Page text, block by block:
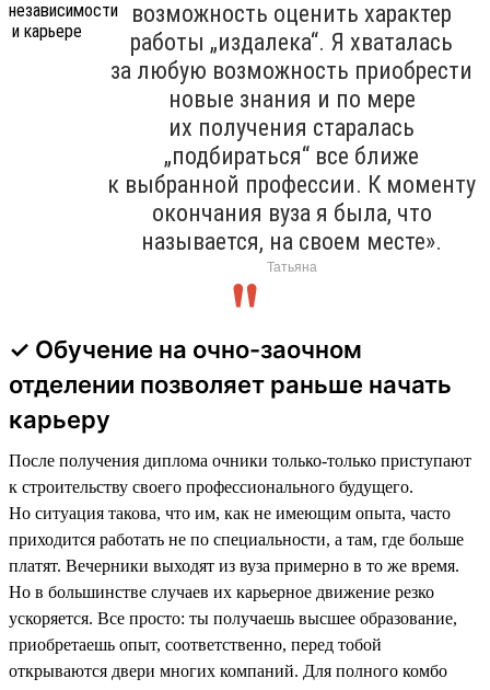
возможность оценить характер
работы „издалека“. Я хваталась
за любую возможность приобрести
новые знания и по мере
их получения старалась
„подбираться“ все ближе
к выбранной профессии. К моменту
окончания вуза я была, что
называется, на своем месте».
Татьяна
✓ Обучение на очно-заочном
отделении позволяет раньше начать
карьеру
После получения диплома очники только-только приступают
к строительству своего профессионального будущего.
Но ситуация такова, что им, как не имеющим опыта, часто
приходится работать не по специальности, а там, где больше
платят. Вечерники выходят из вуза примерно в то же время.
Но в большинстве случаев их карьерное движение резко
ускоряется. Все просто: ты получаешь высшее образование,
приобретаешь опыт, соответственно, перед тобой
открываются двери многих компаний. Для полного комбо